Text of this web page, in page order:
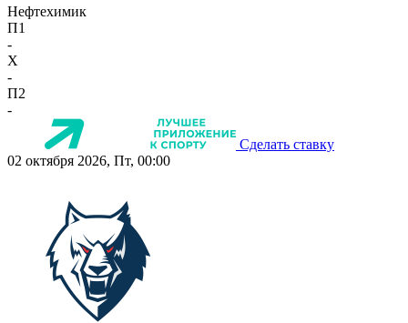
Нефтехимик
П1
-
X
-
П2
-
Сделать ставку
02 октября 2026, Пт, 00:00